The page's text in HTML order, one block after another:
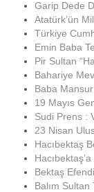
Garip Dede
Atatürk’ün
Türkiye
Emin Baba
Pir Sultan
Bahariye
Baba
19 Mayıs
Sudi Prens :
23 Nisan
Hacıbektaş
Bektaş
Balım Sultan